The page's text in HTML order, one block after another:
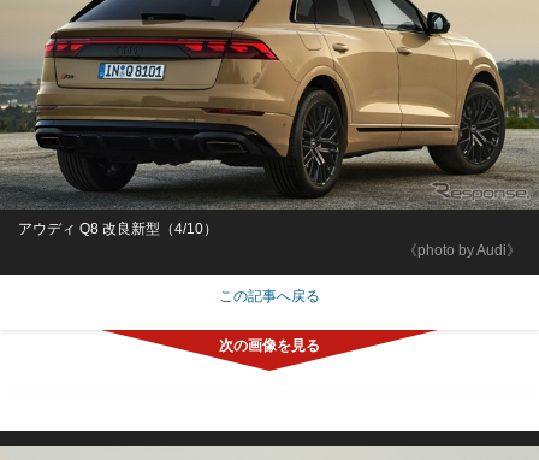
《photo by Audi》
アウディ Q8 改良新型（4/10）
この記事へ戻る